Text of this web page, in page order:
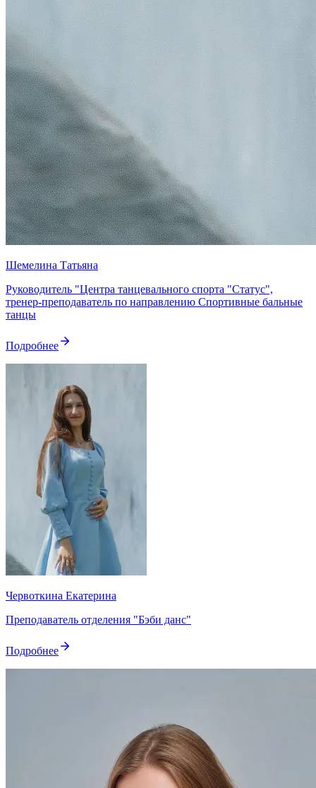
Шемелина Татьяна
Руководитель "Центра танцевального спорта "Статус",
тренер-преподаватель по направлению Спортивные бальные
танцы
Подробнее
Червоткина Екатерина
Преподаватель отделения "Бэби данс"
Подробнее